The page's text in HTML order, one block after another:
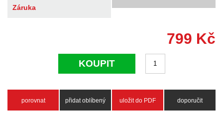
Záruka
799 Kč
KOUPIT
porovnat přidat oblíbený uložit do PDF doporučit